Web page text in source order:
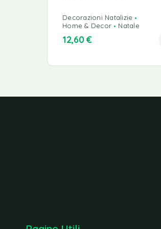
Decorazioni Natalizie
Home & Decor
Natale
12,60€